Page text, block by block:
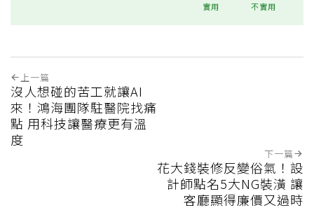
實用 不實用
上一篇
沒人想碰的苦工就讓AI
來！鴻海團隊駐醫院找痛
點 用科技讓醫療更有溫
度
下一篇
花大錢裝修反變俗氣！設
計師點名5大NG裝潢 讓
客廳顯得廉價又過時